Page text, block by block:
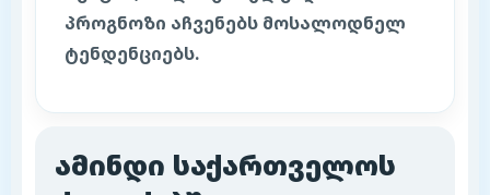
პროგნოზი აჩვენებს მოსალოდნელ
ტენდენციებს.
ამინდი საქართველოს